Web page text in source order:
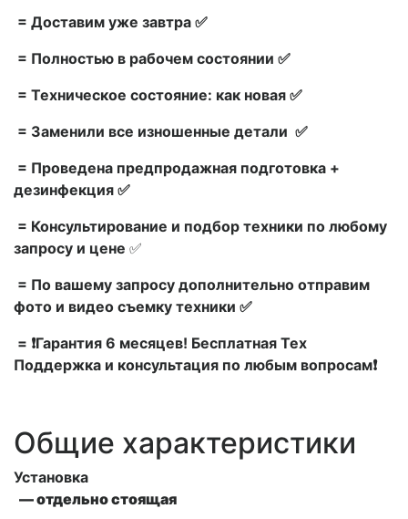
= Доставим уже завтра ✅
= Полностью в рабочем состоянии ✅
= Техническое состояние: как новая ✅
= Заменили все изношенные детали ✅
= Проведена предпродажная подготовка +
дезинфекция ✅
= Консультирование и подбор техники по любому
запросу и цене ✅
= По вашему запросу дополнительно отправим
фото и видео съемку техники ✅
= ❗Гарантия 6 месяцев! Бесплатная Тех
Поддержка и консультация по любым вопросам❗
Общие характеристики
Установка
— отдельно стоящая